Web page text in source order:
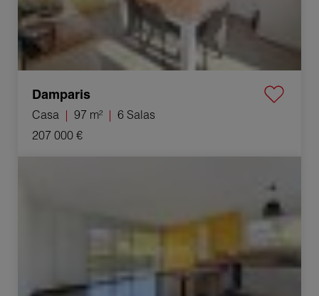
Damparis
Casa 97 m²
6 Salas
207 000 €